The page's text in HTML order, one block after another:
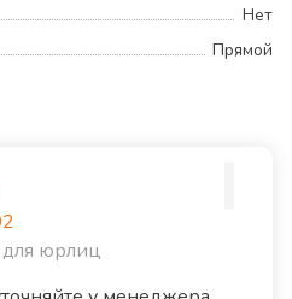
Нет
Прямой
юрлиц